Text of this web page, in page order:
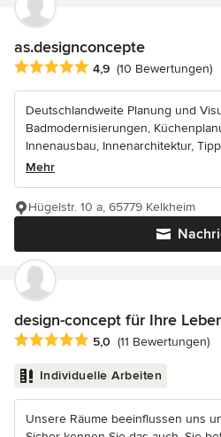
as.designconcepte
Durchschnittliche Bewertung: 4.9
4,9 (10 Bewertungen)
Deutschlandweite Planung und
Badmodernisierungen,
Innenausbau, Innenarchitektur,
Mehr
Hügelstr. 10 a, 65779 Kelkheim
design-concept für Ihre
Durchschnittliche Bewertung: 5
5,0 (11 Bewertungen)
Individuelle Arbeiten
Unsere Räume beeinflussen uns